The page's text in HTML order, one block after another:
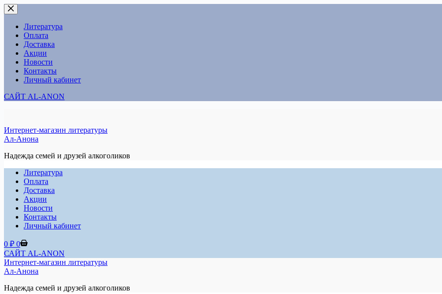
Перейти
к
сути
Литература
Оплата
Доставка
Акции
Новости
Контакты
Личный кабинет
САЙТ AL-ANON
Интернет-магазин литературы
Ал-Анона
Надежда семей и друзей алкоголиков
Литература
Оплата
Доставка
Акции
Новости
Контакты
Личный кабинет
Корзина
0 ₽ 0
САЙТ AL-ANON
Интернет-магазин литературы
Ал-Анона
Надежда семей и друзей алкоголиков